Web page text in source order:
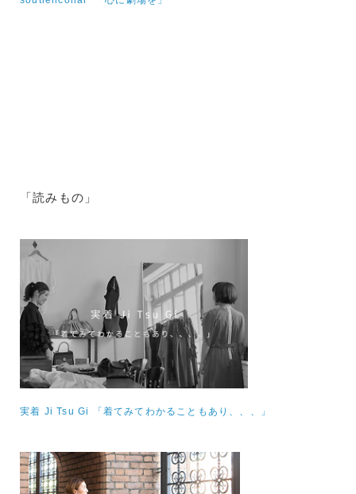
「読みもの」
実着 Ji Tsu Gi 「着てみてわかることもあり、、、」